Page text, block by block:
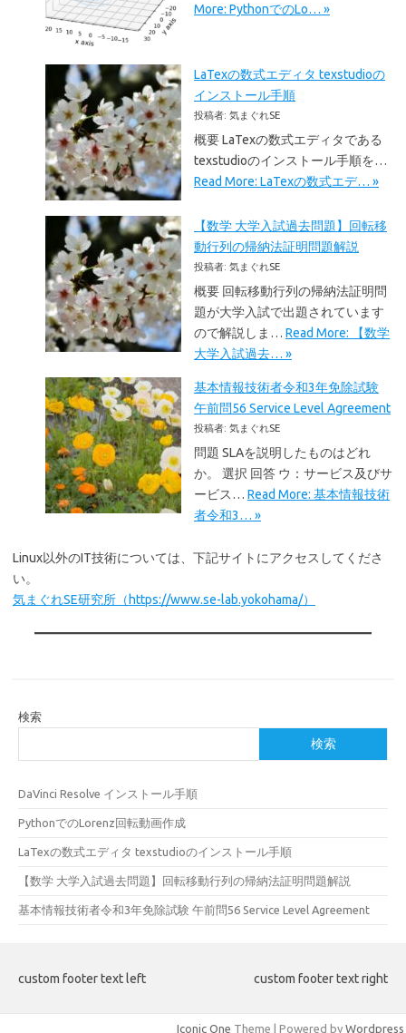
More: PythonでのLo… »
LaTexの数式エディタ texstudioの
インストール手順
投稿者: 気まぐれSE
概要 LaTexの数式エディタである
texstudioのインストール手順を…
Read More: LaTexの数式エデ… »
【数学 大学入試過去問題】回転移
動行列の帰納法証明問題解説
投稿者: 気まぐれSE
概要 回転移動行列の帰納法証明問
題が大学入試で出題されています
ので解説しま… Read More: 【数学
大学入試過去… »
基本情報技術者令和3年免除試験
午前問56 Service Level Agreement
投稿者: 気まぐれSE
問題 SLAを説明したものはどれ
か。 選択 回答 ウ：サービス及びサ
ービス… Read More: 基本情報技術
者令和3… »
Linux以外のIT技術については、下記サイトにアクセスしてくださ
い。
気まぐれSE研究所（https://www.se-lab.yokohama/）
検索
検索
DaVinci Resolve インストール手順
PythonでのLorenz回転動画作成
LaTexの数式エディタ texstudioのインストール手順
【数学 大学入試過去問題】回転移動行列の帰納法証明問題解説
基本情報技術者令和3年免除試験 午前問56 Service Level Agreement
custom footer text left custom footer text right
Iconic One Theme | Powered by Wordpress